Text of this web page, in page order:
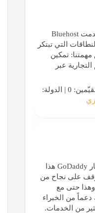
منذ تأسيسنا في عام 2003، قدمت Bluehost
التي تبتكر
تمكين
عبر
الأسباب التي تدعوك إلى اختيار GoDaddy هذا
على نجاح من
وهذا حتى مع
دعماً من الخبراء
من الخدمات.